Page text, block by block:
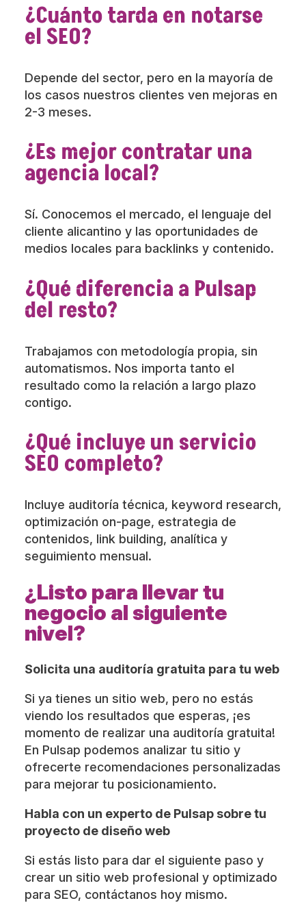
¿Cuánto tarda en notarse
el SEO?
Depende del sector, pero en la mayoría de
los casos nuestros clientes ven mejoras en
2-3 meses.
¿Es mejor contratar una
agencia local?
Sí. Conocemos el mercado, el lenguaje del
cliente alicantino y las oportunidades de
medios locales para backlinks y contenido.
¿Qué diferencia a Pulsap
del resto?
Trabajamos con metodología propia, sin
automatismos. Nos importa tanto el
resultado como la relación a largo plazo
contigo.
¿Qué incluye un servicio
SEO completo?
Incluye auditoría técnica, keyword research,
optimización on-page, estrategia de
contenidos, link building, analítica y
seguimiento mensual.
¿Listo para llevar tu
negocio al siguiente
nivel?
Solicita una auditoría gratuita para tu web
Si ya tienes un sitio web, pero no estás
viendo los resultados que esperas, ¡es
momento de realizar una auditoría gratuita!
En Pulsap podemos analizar tu sitio y
ofrecerte recomendaciones personalizadas
para mejorar tu posicionamiento.
Habla con un experto de Pulsap sobre tu
proyecto de diseño web
Si estás listo para dar el siguiente paso y
crear un sitio web profesional y optimizado
para SEO, contáctanos hoy mismo.